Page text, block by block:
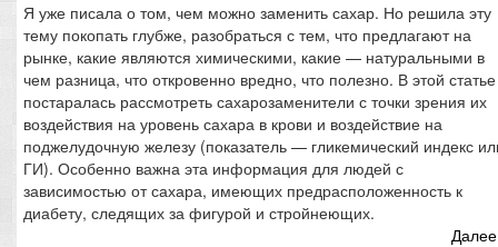
Я уже писала о том, чем можно заменить сахар. Но решила эту
тему покопать глубже, разобраться с тем, что предлагают на
рынке, какие являются химическими, какие — натуральными в
чем разница, что откровенно вредно, что полезно. В этой статье
постаралась рассмотреть сахарозаменители с точки зрения их
воздействия на уровень сахара в крови и воздействие на
поджелудочную железу (показатель — гликемический индекс
ГИ). Особенно важна эта информация для людей с
зависимостью от сахара, имеющих предрасположенность к
диабету, следящих за фигурой и стройнеющих.